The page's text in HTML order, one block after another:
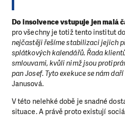
Do insolvence vstupuje jen malá
pro všechny je totiž tento institut
nejčastěji řešíme stabilizaci jejich
splátkových kalendářů. Řada
smlouvami, kvůli nimž jsou
pan Josef. Tyto exekuce se nám
Janusová.
V této nelehké době je snadné
situace. A právě proto existují